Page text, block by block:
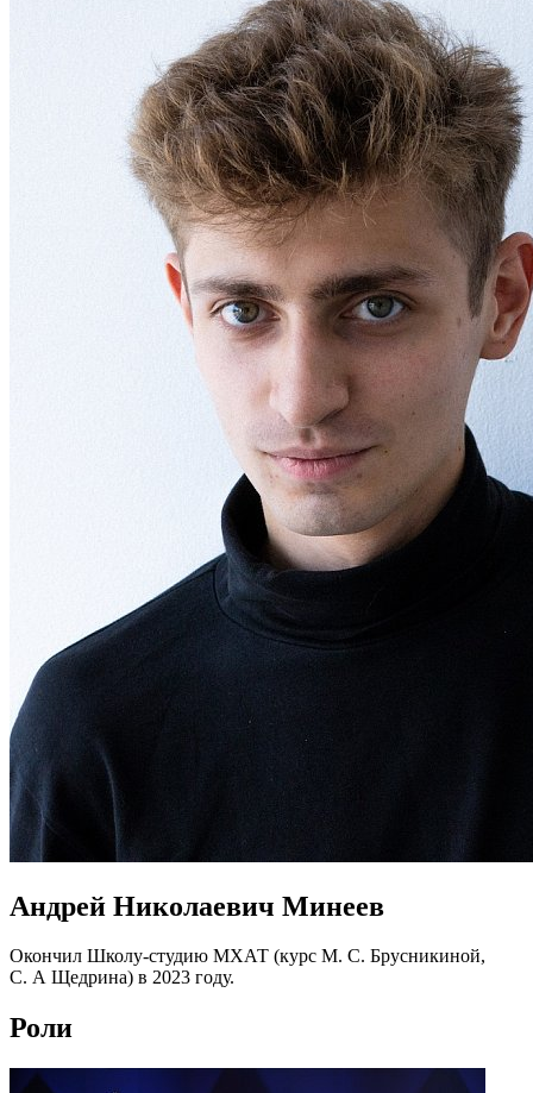
Андрей Николаевич Минеев
Окончил Школу-студию МХАТ (курс М. С. Брусникиной,
С. А Щедрина) в 2023 году.
Роли